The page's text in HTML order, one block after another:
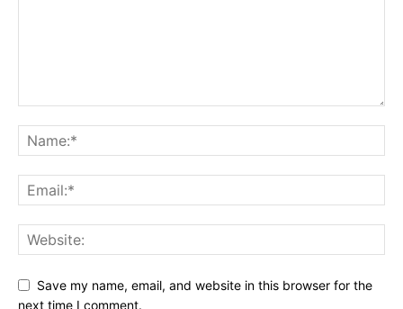
Save my name, email, and website in this browser for the
next time I comment.